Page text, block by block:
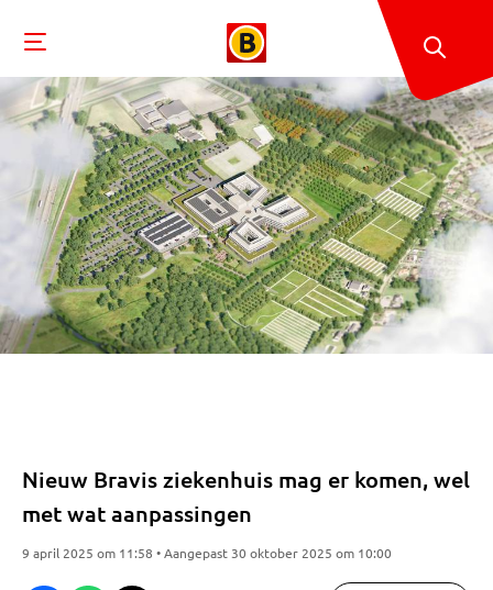
Nieuw Bravis ziekenhuis mag er komen, wel
met wat aanpassingen
9 april 2025 om 11:58 • Aangepast 30 oktober 2025 om 10:00